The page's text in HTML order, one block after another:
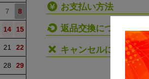
7 8
14 15
21 22
28 29
お支払い方法
返品交換について
キャンセルについて